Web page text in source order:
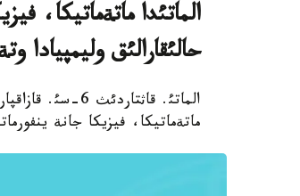
حالئقارالئق وليمپيادا
ماتةماتيكا، فيزيكا جانة ينفورماتيكا